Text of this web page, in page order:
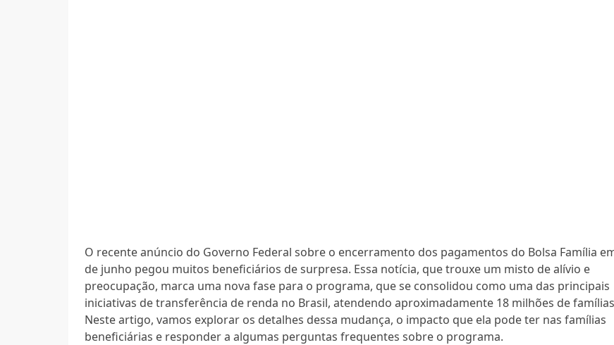
O recente anúncio do Governo Federal sobre o encerramento dos pagamentos do Bolsa Família
de junho pegou muitos beneficiários de surpresa. Essa notícia, que trouxe um misto de alívio e
preocupação, marca uma nova fase para o programa, que se consolidou como uma das principais
iniciativas de transferência de renda no Brasil, atendendo aproximadamente 18 milhões de
Neste artigo, vamos explorar os detalhes dessa mudança, o impacto que ela pode ter nas famílias
beneficiárias e responder a algumas perguntas frequentes sobre o programa.